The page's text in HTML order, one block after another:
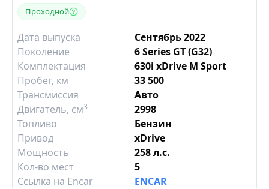
Проходной
Дата выпуска
Сентябрь 2022
Поколение
6 Series GT (G32)
Комплектация
630i xDrive M Sport
Пробег, км
33 500
Трансмиссия
Авто
Двигатель, см3
2998
Топливо
Бензин
Привод
xDrive
Мощность
258 л.с.
Кол-во мест
5
Ссылка на Encar
ENCAR